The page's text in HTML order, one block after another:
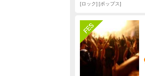
ロック
ポップス